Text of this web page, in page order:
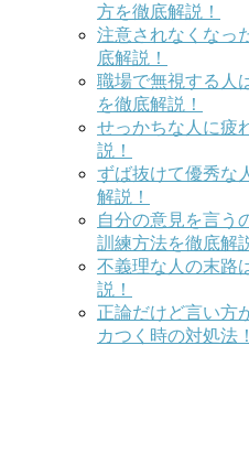
方を徹底解説！
注意されなくなっ
底解説！
職場で無視する人
を徹底解説！
せっかちな人に疲
説！
ずば抜けて優秀な
解説！
自分の意見を言う
訓練方法を徹底解
不義理な人の末路
説！
正論だけど言い方
カつく時の対処法！